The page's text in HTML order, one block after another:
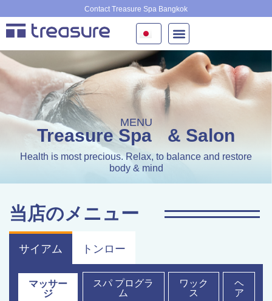
容
を
キ
ッ
プ
Contact Treasure Spa Bangkok
MENU
Treasure Spa & Salon
Health is most precious. Relax, to balance and restore
body & mind
当店のメニュー
サイアム トンロー
マッサー
ジ
スパ プログラ
ム
ワック
ス
ヘ
ア